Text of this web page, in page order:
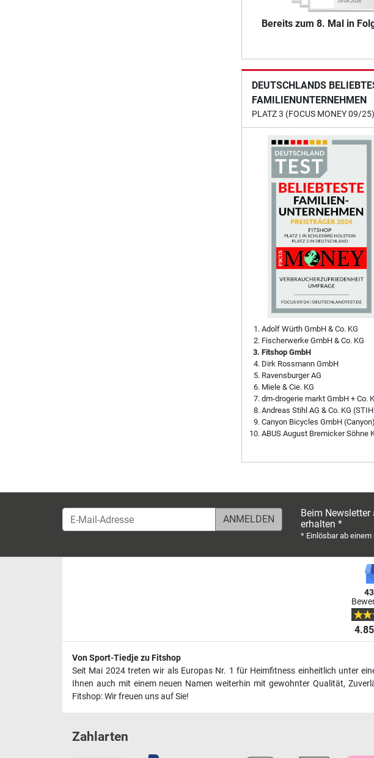
Bereits zum 8. Mal in
DEUTSCHLANDS
FAMILIENUNTERNEHMEN
PLATZ 3 (FOCUS MONEY 09/25)
Adolf Würth GmbH & Co. KG
Fischerwerke GmbH & Co. KG
Fitshop GmbH
Dirk Rossmann GmbH
Ravensburger AG
Miele & Cie. KG
dm-drogerie markt GmbH + Co.
Andreas Stihl AG & Co. KG
Canyon Bicycles GmbH (Canyon)
ABUS August Bremicker Söhne
E-Mail-Adresse
Beim
erhalten *
* Einlösbar ab
4.85
Von Sport-Tiedje zu Fitshop
Seit Mai 2024 treten wir als Europas Nr. 1 für Heimfitness einheitlich unter
Ihnen auch mit einem neuen Namen weiterhin mit gewohnter Qualität,
Fitshop: Wir freuen uns auf Sie!
Zahlarten